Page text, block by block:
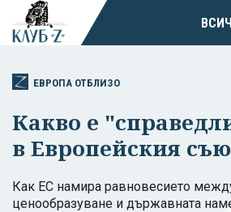
ЕВРОПА ОТБЛИЗО
Какво е
в Европейския
Как ЕС намира равновесието
ценообразуване и държавната